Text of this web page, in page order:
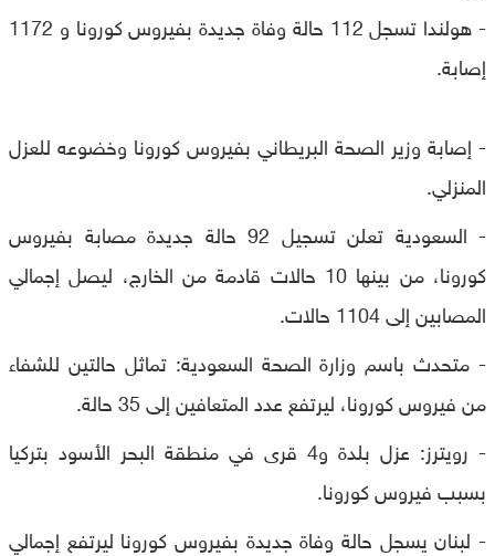
- هولندا تسجل 112 حالة وفاة جديدة بفيروس كورونا و 1172
إصابة.
- إصابة وزير الصحة البريطاني بفيروس كورونا وخضوعه للعزل
المنزلي.
- السعودية تعلن تسجيل 92 حالة جديدة مصابة بفيروس
كورونا، من بينها 10 حالات قادمة من الخارج، ليصل إجمالي
المصابين إلى 1104 حالات.
- متحدث باسم وزارة الصحة السعودية: تماثل حالتين للشفاء
من فيروس كورونا، ليرتفع عدد المتعافين إلى 35 حالة.
- رويترز: عزل بلدة و4 قرى في منطقة البحر الأسود بتركيا
بسبب فيروس كورونا.
- لبنان يسجل حالة وفاة جديدة بفيروس كورونا ليرتفع إجمالي